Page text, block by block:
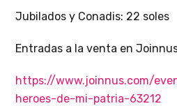
Jubilados y Conadis: 22 soles
Entradas a la venta en
https://www.joinnus.com/
heroes-de-mi-patria-63212